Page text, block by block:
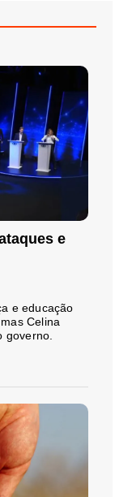
e
e educação
Celina
governo.